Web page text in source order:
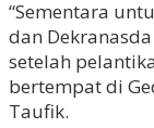
“Sementara
dan
setelah
bertempat di
Taufik.